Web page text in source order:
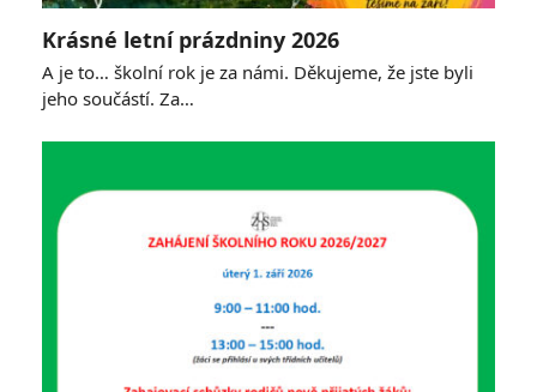
Krásné letní prázdniny 2026
A je to… školní rok je za námi. Děkujeme, že jste byli
jeho součástí. Za…